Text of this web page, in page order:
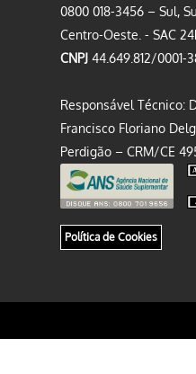
0800 018-3456 – Sul,
Centro-Oeste. - SAC
CNPJ 44.649.812/0001-
Responsável Técnico:
Francisco Floriano
Perdigão – CRM/CE
Política de Cookies